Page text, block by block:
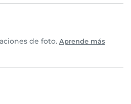
de foto. Aprende más